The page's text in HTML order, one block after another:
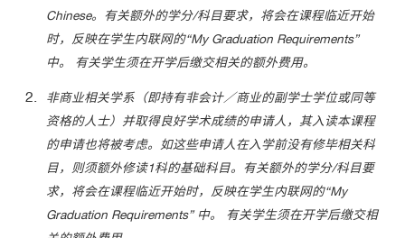
Chinese。有关额外的学分/科目要求，将会在课程临近开始
时，反映在学生内联网的“My Graduation Requirements”
中。 有关学生须在开学后缴交相关的额外费用。
非商业相关学系（即持有非会计／商业的副学士学位或同等
资格的人士）并取得良好学术成绩的申请人，其入读本课程
的申请也将被考虑。如这些申请人在入学前没有修毕相关科
目，则须额外修读1科的基础科目。有关额外的学分/科目要
求，将会在课程临近开始时，反映在学生内联网的“My
Graduation Requirements” 中。 有关学生须在开学后缴交相